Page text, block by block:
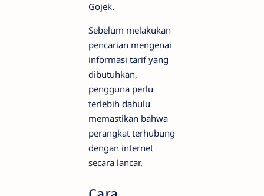
Gojek.
Sebelum melakukan
pencarian mengenai
informasi tarif yang
dibutuhkan,
pengguna perlu
terlebih dahulu
memastikan bahwa
perangkat terhubung
dengan internet
secara lancar.